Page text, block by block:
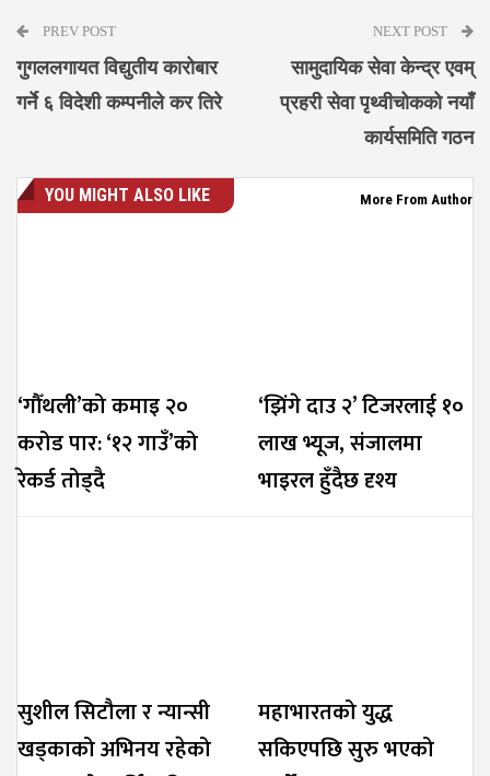
PREV POST
गुगललगायत विद्युतीय कारोबार
गर्ने ६ विदेशी कम्पनीले कर तिरे
NEXT POST
सामुदायिक सेवा केन्द्र एवम्
प्रहरी सेवा पृथ्वीचोकको नयाँ
कार्यसमिति गठन
YOU MIGHT ALSO LIKE More From Author
‘गौँथली’को कमाइ २०
करोड पार: ‘१२ गाउँ’को
रेकर्ड तोड्दै
‘झिंगे दाउ २’ टिजरलाई १०
लाख भ्यूज, संजालमा
भाइरल हुँदैछ दृश्य
सुशील सिटौला र न्यान्सी
खड्काको अभिनय रहेको
महाभारतको युद्ध
सकिएपछि सुरु भएको